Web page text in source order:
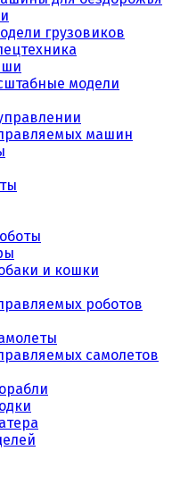
грузовиков
модели
машин
и кошки
роботов
самолетов